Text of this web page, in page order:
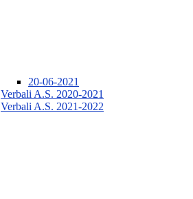
20-06-2021
Verbali A.S. 2020-2021
Verbali A.S. 2021-2022